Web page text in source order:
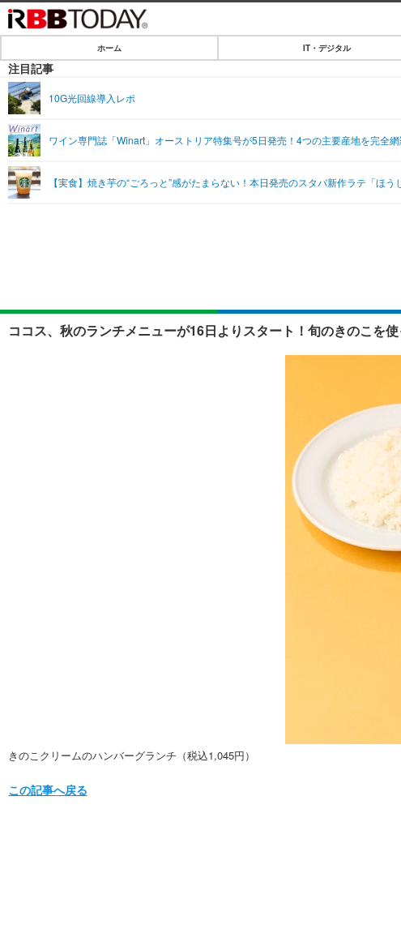
IT・デジタル
ショッピング
SPEED TEST
エンタメ
エンタメTOP
ショッピング
ライフ
ホーム IT・デジタル
注目記事
10G光回線導入レポ
ワイン専門誌「Winart」オーストリア特集号が5日発売！4つの主要産地を完全
【実食】焼き芋の“ごろっと”感がたまらない！本日発売のスタバ新作ラテ「ほ
ココス、秋のランチメニューが16日よりスタート！旬のきのこを
きのこクリームのハンバーグランチ（税込1,045円）
この記事へ戻る